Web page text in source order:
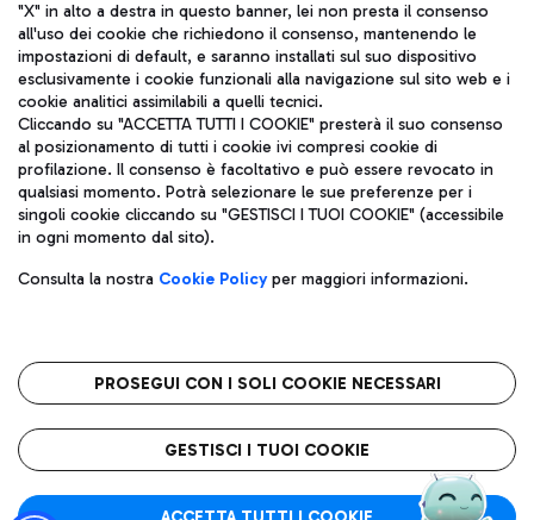
Pizza
Gelateria
Wine Bar & Sparkling
Autobus
Scopri le linee di autobus per raggiungere l'aeroporto
Leonardo Da Vinci.
Raggiungi l’aeroporto senza pensieri con il servizio di taxi a
Ristoranti
Scopri la nostra offerta per una pausa gustosa in aeroporto
Mappa Aeroporto Fiumicino
Aeroporti di Roma S.p.A. - Società soggetta a direzione e
coordinamento di Mundys S.p.A.
Codice fiscale e Registro delle Imprese di Roma 13032990155 P.
IVA 06572251004
Capitale sociale 62.224.743,00 int. vers.
Sede legale: Via Pier Paolo Racchetti 1 - 00054 Fiumicino (RM)
telefono +39 06 65951
Privacy policy
Note legali
Roma FCO
L'aeroporto stellato
"X" in alto a destra in questo banner, lei non presta il consenso
all'uso dei cookie che richiedono il consenso, mantenendo le
impostazioni di default, e saranno installati sul suo dispositivo
esclusivamente i cookie funzionali alla navigazione sul sito web e i
cookie analitici assimilabili a quelli tecnici.
Cliccando su "ACCETTA TUTTI I COOKIE" presterà il suo consenso
al posizionamento di tutti i cookie ivi compresi cookie di
profilazione. Il consenso è facoltativo e può essere revocato in
qualsiasi momento. Potrà selezionare le sue preferenze per i
singoli cookie cliccando su "GESTISCI I TUOI COOKIE" (accessibile
in ogni momento dal sito).
Consulta la nostra Cookie Policyper maggiori informazioni.
PROSEGUI CON I SOLI COOKIE NECESSARI
GESTISCI I TUOI COOKIE